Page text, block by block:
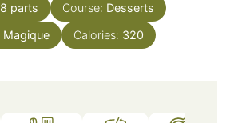
8 parts Course: Desserts
Magique Calories: 320